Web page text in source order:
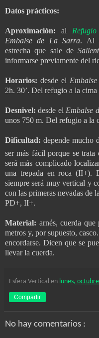
Datos prácticos:
Aproximación: al
Embalse de La Sarra. Al
estrecha que sale de
informarse previamente del
Horarios: desde el
2h. 30’. Del refugio a la
Desnivel: desde el Embalse
unos 750 m. Del refugio a la
Dificultad: depende mucho
ser más fácil porque se trata
será más complicado
una trepada en roca (II+).
siempre será muy vertical y
con las primeras nevadas de
PD+, II+.
Material: arnés, cuerda
metros y, por supuesto,
encordarse. Dicen que se
llevar la cuerda.
Esfera Vertical en lunes,
Compartir
No hay comentarios :